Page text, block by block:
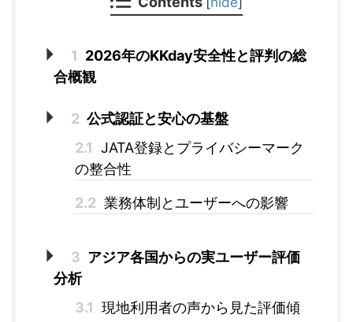
1 2026年のKKday安全性と評判の総
合概観
2 公式認証と安心の基盤
2.1 JATA登録とプライバシーマーク
の整合性
2.2 業務体制とユーザーへの影響
3 アジア各国からの実ユーザー評価
分析
3.1 現地利用者の声から見た評価傾